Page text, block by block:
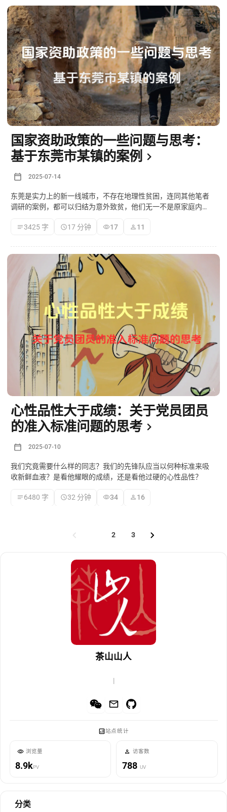
茶山山人
|
站点统计
浏览量
8.9kPV
访客数
788 UV
分类
国家资助政策的一些问题与思考：
基于东莞市某镇的案例
2025-07-14
东莞是实力上的新一线城市，不存在地理性贫困，连同其他笔者
调研的案例，都可以归结为意外致贫，他们无一不是原家庭内支
次要经济地位的母亲包揽了父亲的责任，从而艰难维持现状。
3425 字 17 分钟 17 11
心性品性大于成绩：关于党员团员
的准入标准问题的思考
2025-07-10
我们究竟需要什么样的同志？我们的先锋队应当以何种标准来吸
收新鲜血液？是看他耀眼的成绩，还是看他过硬的心性品性？
6480 字 32 分钟 34 16
2 3